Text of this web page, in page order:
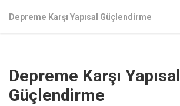
Depreme Karşı Yapısal Güçlendirme
Depreme Karşı Yapısal
Güçlendirme